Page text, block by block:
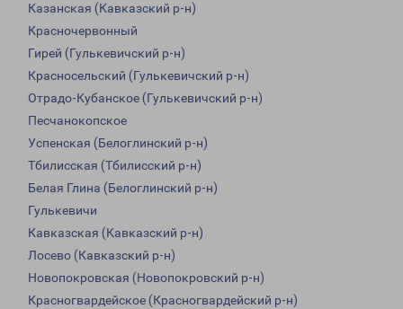
Казанская (Кавказский р-н)
Красночервонный
Гирей (Гулькевичский р-н)
Красносельский (Гулькевичский р-н)
Отрадо-Кубанское (Гулькевичский р-н)
Песчанокопское
Успенская (Белоглинский р-н)
Тбилисская (Тбилисский р-н)
Белая Глина (Белоглинский р-н)
Гулькевичи
Кавказская (Кавказский р-н)
Лосево (Кавказский р-н)
Новопокровская (Новопокровский р-н)
Красногвардейское (Красногвардейский р-н)